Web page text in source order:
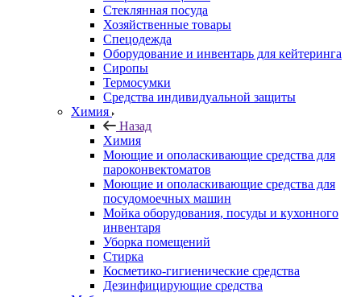
Стеклянная посуда
Хозяйственные товары
Спецодежда
Оборудование и инвентарь для кейтеринга
Сиропы
Термосумки
Средства индивидуальной защиты
Химия
Назад
Химия
Моющие и ополаскивающие средства для
пароконвектоматов
Моющие и ополаскивающие средства для
посудомоечных машин
Мойка оборудования, посуды и кухонного
инвентаря
Уборка помещений
Стирка
Косметико-гигиенические средства
Дезинфицирующие средства